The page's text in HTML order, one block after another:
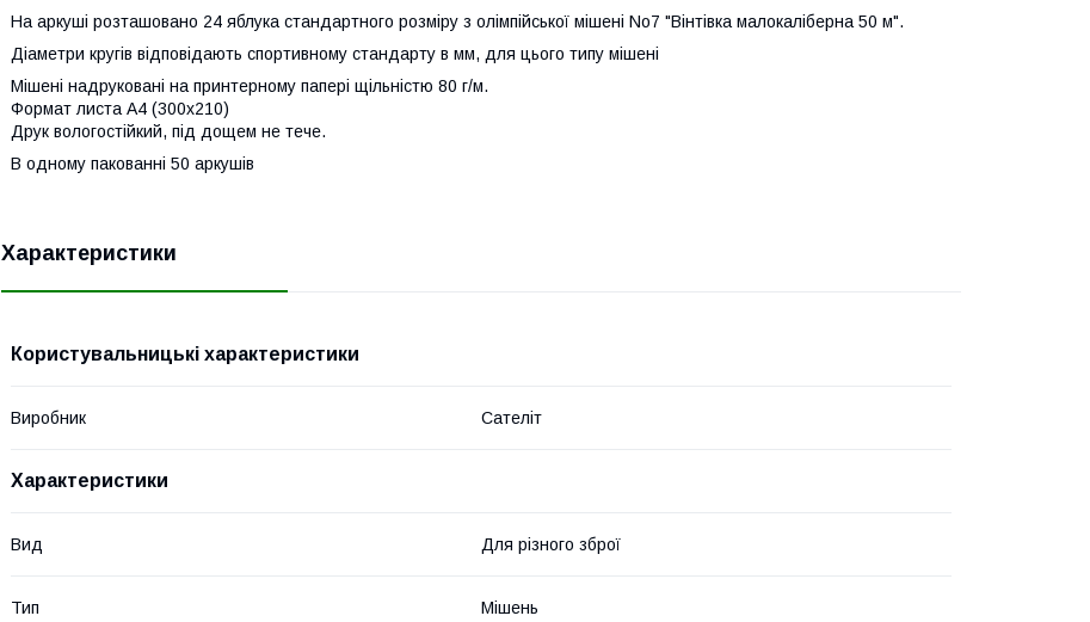
На аркуші розташовано 24 яблука стандартного розміру з олімпійської мішені No7 "Вінтівка малокаліберна 50 м".
Діаметри кругів відповідають спортивному стандарту в мм, для цього типу мішені
Мішені надруковані на принтерному папері щільністю 80 г/м.
Формат листа А4 (300х210)
Друк вологостійкий, під дощем не тече.
В одному пакованні 50 аркушів
Характеристики
Користувальницькі характеристики
Виробник Сателіт
Характеристики
Вид Для різного зброї
Тип Мішень